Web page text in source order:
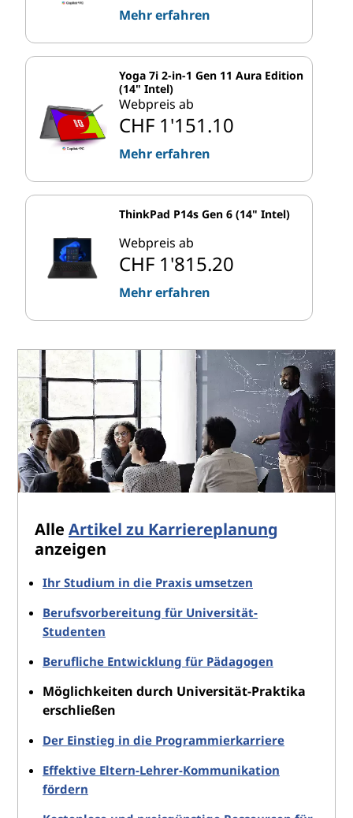
Mehr erfahren
Yoga 7i 2-in-1 Gen 11 Aura Edition
(14" Intel)
Webpreis ab
CHF 1'151.10
Mehr erfahren
ThinkPad P14s Gen 6 (14" Intel)
Webpreis ab
CHF 1'815.20
Mehr erfahren
Alle Artikel zu Karriereplanung
anzeigen
Ihr Studium in die Praxis umsetzen
Berufsvorbereitung für Universität-
Studenten
Berufliche Entwicklung für Pädagogen
Möglichkeiten durch Universität-Praktika
erschließen
Der Einstieg in die Programmierkarriere
Effektive Eltern-Lehrer-Kommunikation
fördern